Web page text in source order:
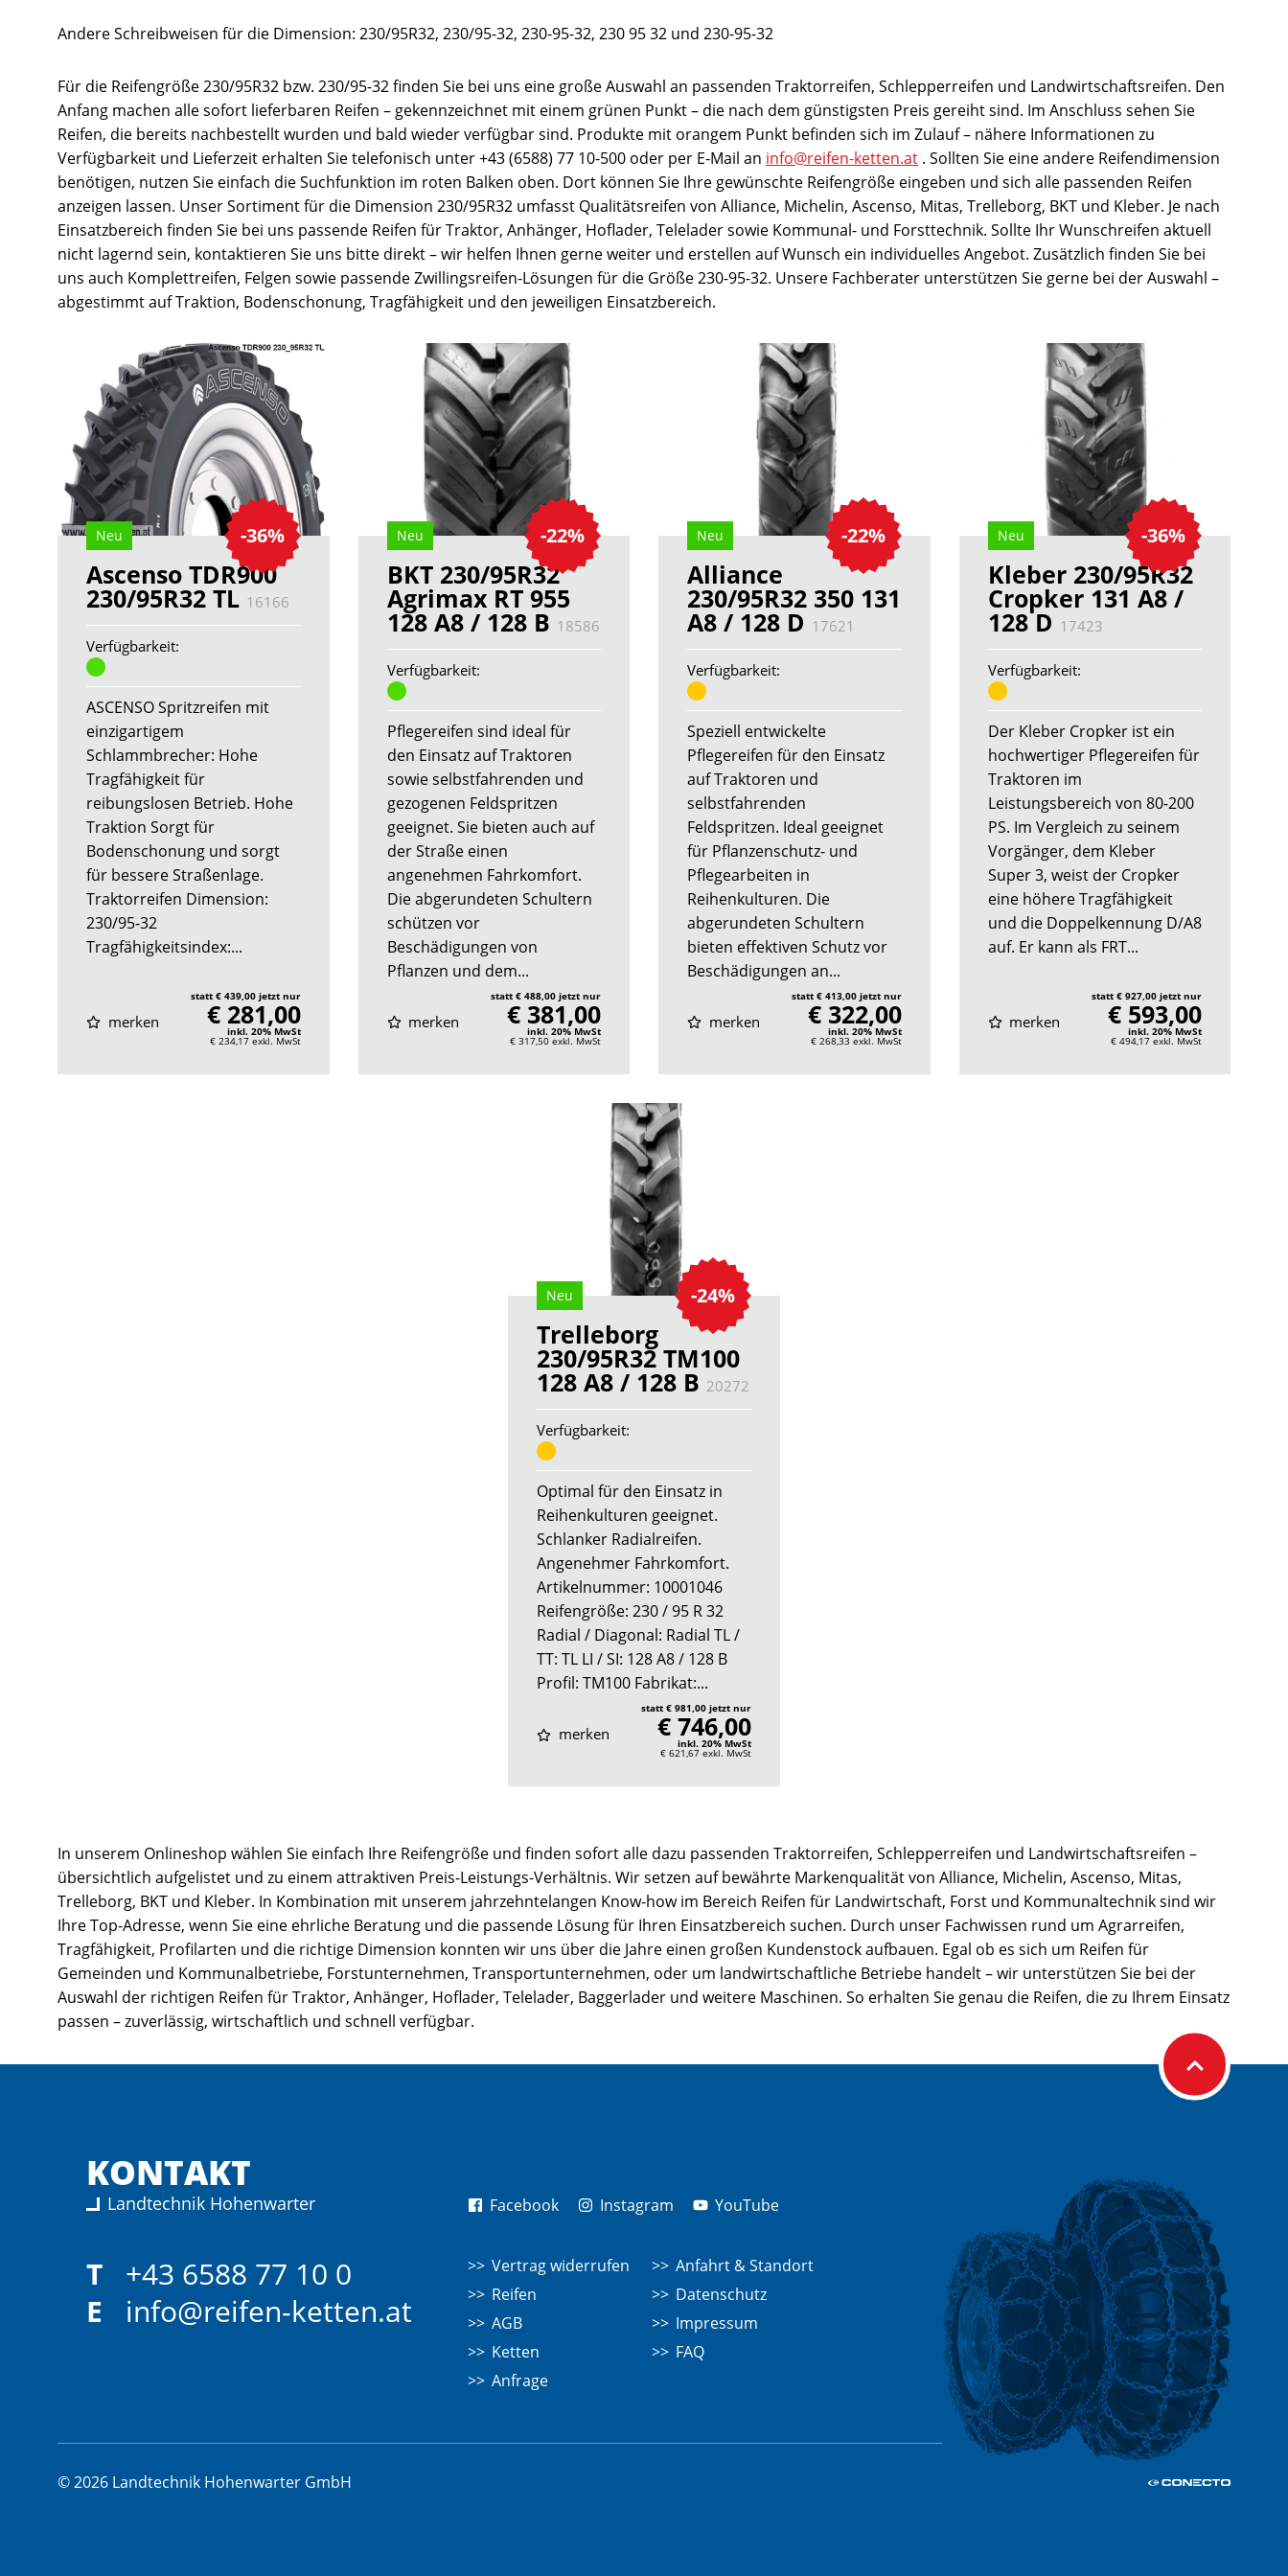
Andere Schreibweisen für die Dimension: 230/95R32, 230/95-32, 230-95-32, 230 95 32 und 230-95-32
Für die Reifengröße 230/95R32 bzw. 230/95-32 finden Sie bei uns eine große Auswahl an passenden Traktorreifen, Schlepperreifen und Landwirtschaftsreifen. Den
Anfang machen alle sofort lieferbaren Reifen – gekennzeichnet mit einem grünen Punkt – die nach dem günstigsten Preis gereiht sind. Im Anschluss sehen Sie
Reifen, die bereits nachbestellt wurden und bald wieder verfügbar sind. Produkte mit orangem Punkt befinden sich im Zulauf – nähere Informationen zu
Verfügbarkeit und Lieferzeit erhalten Sie telefonisch unter +43 (6588) 77 10-500 oder per E-Mail an info@reifen-ketten.at . Sollten Sie eine andere Reifendimension
benötigen, nutzen Sie einfach die Suchfunktion im roten Balken oben. Dort können Sie Ihre gewünschte Reifengröße eingeben und sich alle passenden Reifen
anzeigen lassen. Unser Sortiment für die Dimension 230/95R32 umfasst Qualitätsreifen von Alliance, Michelin, Ascenso, Mitas, Trelleborg, BKT und Kleber. Je nach
Einsatzbereich finden Sie bei uns passende Reifen für Traktor, Anhänger, Hoflader, Telelader sowie Kommunal- und Forsttechnik. Sollte Ihr Wunschreifen aktuell
nicht lagernd sein, kontaktieren Sie uns bitte direkt – wir helfen Ihnen gerne weiter und erstellen auf Wunsch ein individuelles Angebot. Zusätzlich finden Sie bei
uns auch Komplettreifen, Felgen sowie passende Zwillingsreifen-Lösungen für die Größe 230-95-32. Unsere Fachberater unterstützen Sie gerne bei der Auswahl –
abgestimmt auf Traktion, Bodenschonung, Tragfähigkeit und den jeweiligen Einsatzbereich.
-36%
Neu
Ascenso TDR900
230/95R32 TL 16166
Verfügbarkeit:
ASCENSO Spritzreifen mit
einzigartigem
Schlammbrecher: Hohe
Tragfähigkeit für
reibungslosen Betrieb. Hohe
Traktion Sorgt für
Bodenschonung und sorgt
für bessere Straßenlage.
Traktorreifen Dimension:
230/95-32
Tragfähigkeitsindex:...
merken
statt € 439,00 jetzt nur
€ 281,00
inkl. 20% MwSt
€ 234,17 exkl. MwSt
-22%
Neu
BKT 230/95R32
Agrimax RT 955
128 A8 / 128 B 18586
Verfügbarkeit:
Pflegereifen sind ideal für
den Einsatz auf Traktoren
sowie selbstfahrenden und
gezogenen Feldspritzen
geeignet. Sie bieten auch auf
der Straße einen
angenehmen Fahrkomfort.
Die abgerundeten Schultern
schützen vor
Beschädigungen von
Pflanzen und dem...
merken
statt € 488,00 jetzt nur
€ 381,00
inkl. 20% MwSt
€ 317,50 exkl. MwSt
-22%
Neu
Alliance
230/95R32 350 131
A8 / 128 D 17621
Verfügbarkeit:
Speziell entwickelte
Pflegereifen für den Einsatz
auf Traktoren und
selbstfahrenden
Feldspritzen. Ideal geeignet
für Pflanzenschutz- und
Pflegearbeiten in
Reihenkulturen. Die
abgerundeten Schultern
bieten effektiven Schutz vor
Beschädigungen an...
merken
statt € 413,00 jetzt nur
€ 322,00
inkl. 20% MwSt
€ 268,33 exkl. MwSt
-36%
Neu
Kleber 230/95R32
Cropker 131 A8 /
128 D 17423
Verfügbarkeit:
Der Kleber Cropker ist ein
hochwertiger Pflegereifen für
Traktoren im
Leistungsbereich von 80-200
PS. Im Vergleich zu seinem
Vorgänger, dem Kleber
Super 3, weist der Cropker
eine höhere Tragfähigkeit
und die Doppelkennung D/A8
auf. Er kann als FRT...
merken
statt € 927,00 jetzt nur
€ 593,00
inkl. 20% MwSt
€ 494,17 exkl. MwSt
-24%
Neu
Trelleborg
230/95R32 TM100
128 A8 / 128 B 20272
Verfügbarkeit:
Optimal für den Einsatz in
Reihenkulturen geeignet.
Schlanker Radialreifen.
Angenehmer Fahrkomfort.
Artikelnummer: 10001046
Reifengröße: 230 / 95 R 32
Radial / Diagonal: Radial TL /
TT: TL LI / SI: 128 A8 / 128 B
Profil: TM100 Fabrikat:...
merken
statt € 981,00 jetzt nur
€ 746,00
inkl. 20% MwSt
€ 621,67 exkl. MwSt
In unserem Onlineshop wählen Sie einfach Ihre Reifengröße und finden sofort alle dazu passenden Traktorreifen, Schlepperreifen und Landwirtschaftsreifen –
übersichtlich aufgelistet und zu einem attraktiven Preis-Leistungs-Verhältnis. Wir setzen auf bewährte Markenqualität von Alliance, Michelin, Ascenso, Mitas,
Trelleborg, BKT und Kleber. In Kombination mit unserem jahrzehntelangen Know-how im Bereich Reifen für Landwirtschaft, Forst und Kommunaltechnik sind wir
Ihre Top-Adresse, wenn Sie eine ehrliche Beratung und die passende Lösung für Ihren Einsatzbereich suchen. Durch unser Fachwissen rund um Agrarreifen,
Tragfähigkeit, Profilarten und die richtige Dimension konnten wir uns über die Jahre einen großen Kundenstock aufbauen. Egal ob es sich um Reifen für
Gemeinden und Kommunalbetriebe, Forstunternehmen, Transportunternehmen, oder um landwirtschaftliche Betriebe handelt – wir unterstützen Sie bei der
Auswahl der richtigen Reifen für Traktor, Anhänger, Hoflader, Telelader, Baggerlader und weitere Maschinen. So erhalten Sie genau die Reifen, die zu Ihrem Einsatz
passen – zuverlässig, wirtschaftlich und schnell verfügbar.
KONTAKT
Landtechnik Hohenwarter
T
+43 6588 77 10 0
E
info@reifen-ketten.at
Facebook Instagram YouTube
Vertrag widerrufen
Reifen
AGB
Ketten
Anfrage
Anfahrt & Standort
Datenschutz
Impressum
FAQ
© 2026 Landtechnik Hohenwarter GmbH